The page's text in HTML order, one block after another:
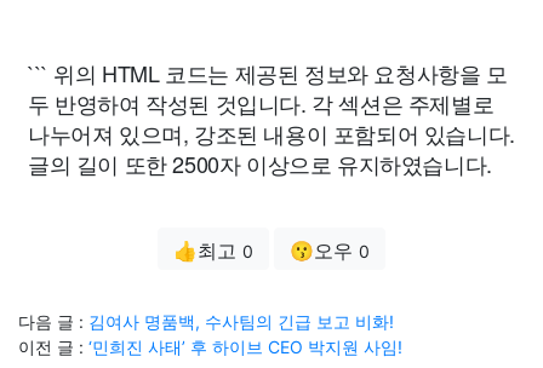
``` 위의 HTML 코드는 제공된 정보와 요청사항을 모
두 반영하여 작성된 것입니다. 각 섹션은 주제별로
나누어져 있으며, 강조된 내용이 포함되어 있습니다.
글의 길이 또한 2500자 이상으로 유지하였습니다.
👍최고 0 😗오우 0
다음 글 : 김여사 명품백, 수사팀의 긴급 보고 비화!
이전 글 : ‘민희진 사태’ 후 하이브 CEO 박지원 사임!